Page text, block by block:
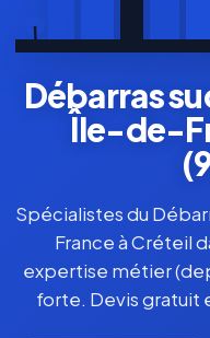
Débarras
Île-de-
Spécialistes du
France à Créteil
expertise métier
forte. Devis gratuit